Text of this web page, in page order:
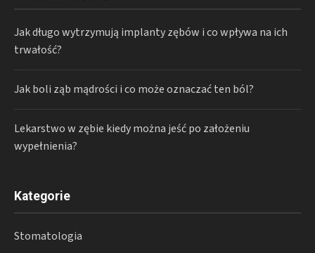
Jak długo wytrzymują implanty zębów i co wpływa na ich
trwałość?
Jak boli ząb mądrości i co może oznaczać ten ból?
Lekarstwo w zębie kiedy można jeść po założeniu
wypełnienia?
Kategorie
Stomatologia